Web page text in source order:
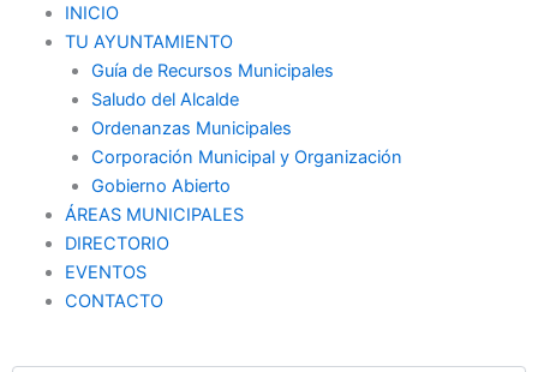
INICIO
TU AYUNTAMIENTO
Guía de Recursos Municipales
Saludo del Alcalde
Ordenanzas Municipales
Corporación Municipal y Organización
Gobierno Abierto
ÁREAS MUNICIPALES
DIRECTORIO
EVENTOS
CONTACTO